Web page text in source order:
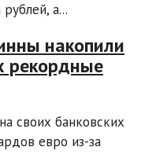
а...
накопили
рекордные
своих банковских
евро из-за